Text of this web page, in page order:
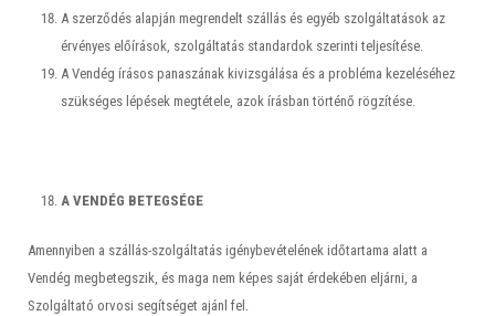
A szerződés alapján megrendelt szállás és egyéb szolgáltatások az
érvényes előírások, szolgáltatás standardok szerinti teljesítése.
A Vendég írásos panaszának kivizsgálása és a probléma kezeléséhez
szükséges lépések megtétele, azok írásban történő rögzítése.
A VENDÉG BETEGSÉGE
Amennyiben a szállás-szolgáltatás igénybevételének időtartama alatt a
Vendég megbetegszik, és maga nem képes saját érdekében eljárni, a
Szolgáltató orvosi segítséget ajánl fel.